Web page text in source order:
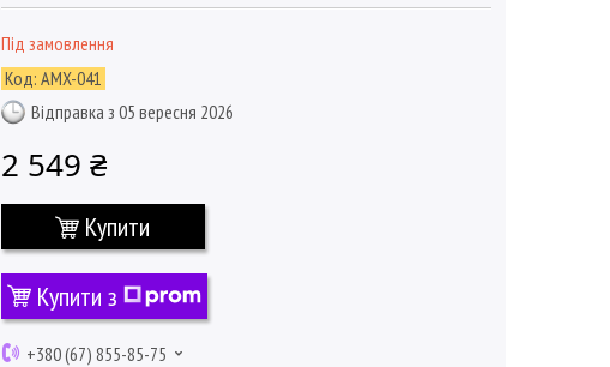
Під замовлення
Код: AMX-041
Відправка з 05 вересня 2026
2 549 ₴
Купити
Купити з
+380 (67) 855-85-75